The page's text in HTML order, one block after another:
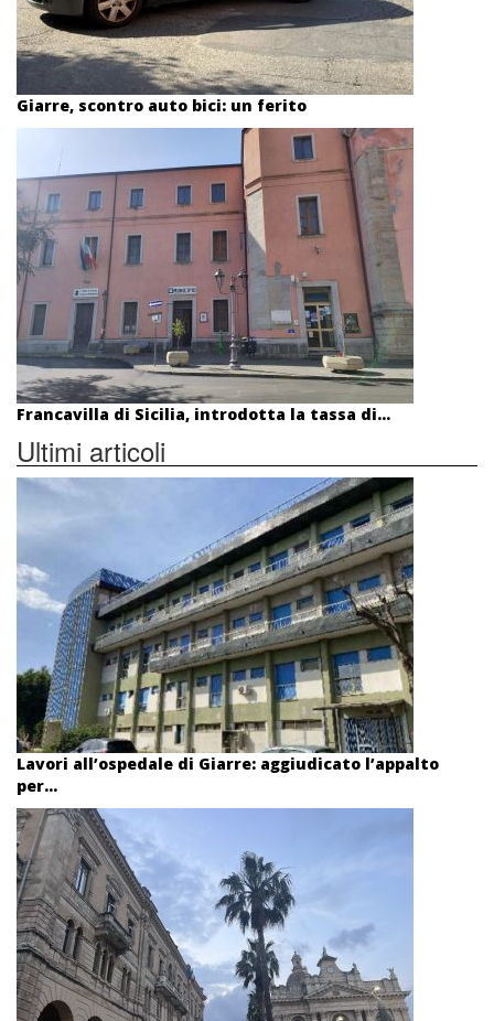
Giarre, scontro auto bici: un ferito
Francavilla di Sicilia, introdotta la tassa di...
Ultimi articoli
Lavori all’ospedale di Giarre: aggiudicato l’appalto
per...